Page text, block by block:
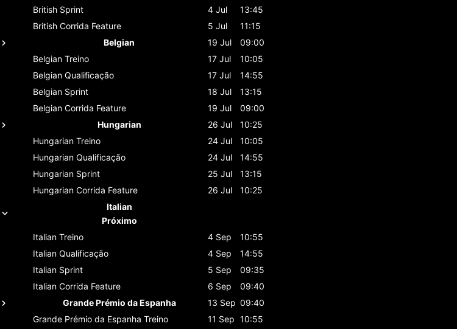
British Sprint 4 Jul
13:45
British Corrida Feature 5 Jul
11:15
Belgian
19 Jul
09:00
Belgian Treino 17 Jul
10:05
Belgian Qualificação 17 Jul
14:55
Belgian Sprint 18 Jul
13:15
Belgian Corrida Feature 19 Jul
09:00
Hungarian
26 Jul
10:25
Hungarian Treino 24 Jul
10:05
Hungarian Qualificação 24 Jul
14:55
Hungarian Sprint 25 Jul
13:15
Hungarian Corrida Feature 26 Jul
10:25
Italian
Próximo
Italian Treino 4 Sep
10:55
Italian Qualificação 4 Sep
14:55
Italian Sprint 5 Sep
09:35
Italian Corrida Feature 6 Sep
09:40
Grande Prémio da Espanha
13 Sep 09:40
Grande Prémio da Espanha Treino 11 Sep 10:55